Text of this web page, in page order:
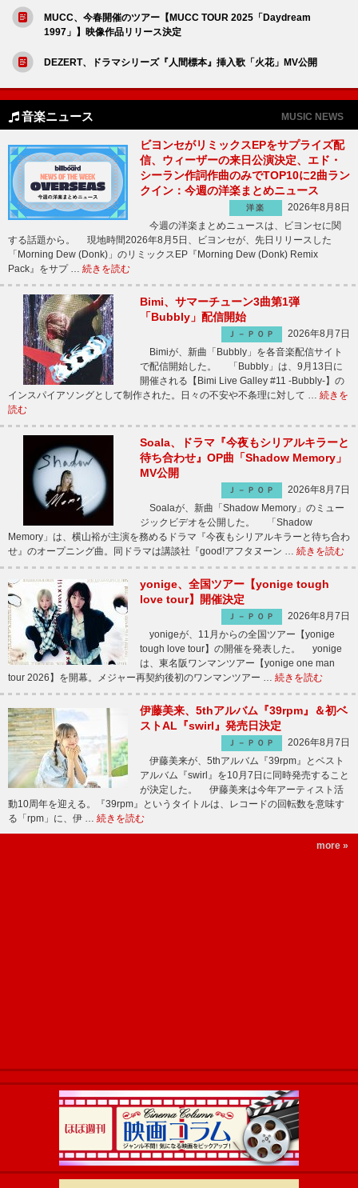
MUCC、今春開催のツアー【MUCC TOUR 2025「Daydream
1997」】映像作品リリース決定
DEZERT、ドラマシリーズ『人間標本』挿入歌「火花」MV公開
音楽ニュース MUSIC NEWS
ビヨンセがリミックスEPをサプライズ配
信、ウィーザーの来日公演決定、エド・
シーラン作詞作曲のみでTOP10に2曲ラン
クイン：今週の洋楽まとめニュース
洋楽
2026年8月8日
今週の洋楽まとめニュースは、ビヨンセに関
する話題から。 現地時間2026年8月5日、ビヨンセが、先日リリースした
「Morning Dew (Donk)」のリミックスEP『Morning Dew (Donk) Remix
Pack』をサプ … 続きを読む
Bimi、サマーチューン3曲第1弾
「Bubbly」配信開始
Ｊ－ＰＯＰ
2026年8月7日
Bimiが、新曲「Bubbly」を各音楽配信サイト
で配信開始した。 「Bubbly」は、9月13日に
開催される【Bimi Live Galley #11 -Bubbly-】の
インスパイアソングとして制作された。日々の不安や不条理に対して … 続きを
読む
Soala、ドラマ『今夜もシリアルキラーと
待ち合わせ』OP曲「Shadow Memory」
MV公開
Ｊ－ＰＯＰ
2026年8月7日
Soalaが、新曲「Shadow Memory」のミュー
ジックビデオを公開した。 「Shadow
Memory」は、横山裕が主演を務めるドラマ『今夜もシリアルキラーと待ち合わ
せ』のオープニング曲。同ドラマは講談社『good!アフタヌーン … 続きを読む
yonige、全国ツアー【yonige tough
love tour】開催決定
Ｊ－ＰＯＰ
2026年8月7日
yonigeが、11月からの全国ツアー【yonige
tough love tour】の開催を発表した。 yonige
は、東名阪ワンマンツアー【yonige one man
tour 2026】を開幕。メジャー再契約後初のワンマンツアー … 続きを読む
伊藤美来、5thアルバム『39rpm』＆初ベ
ストAL『swirl』発売日決定
Ｊ－ＰＯＰ
2026年8月7日
伊藤美来が、5thアルバム『39rpm』とベスト
アルバム『swirl』を10月7日に同時発売すること
が決定した。 伊藤美来は今年アーティスト活
動10周年を迎える。『39rpm』というタイトルは、レコードの回転数を意味す
る「rpm」に、伊 … 続きを読む
more »